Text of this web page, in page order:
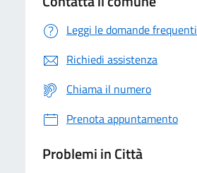
Leggi le domande frequenti
Richiedi assistenza
Chiama il numero
Prenota appuntamento
Problemi in Città